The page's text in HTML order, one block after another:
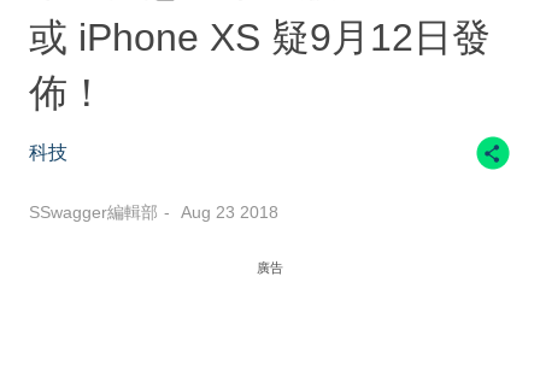
或 iPhone XS 疑9月12日發
佈！
科技
SSwagger編輯部 Aug 23 2018
廣告